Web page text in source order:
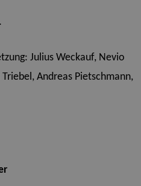
Julius Weckauf, Nevio
Andreas Pietschmann,